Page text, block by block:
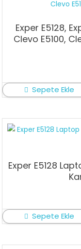
Exper E5128,
Clevo E5100,
Sepete Ekle
Exper E5128
Sepete Ekle